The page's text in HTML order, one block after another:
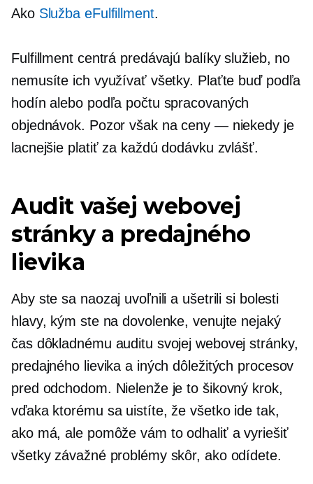
Ako Služba eFulfillment.
Fulfillment centrá predávajú balíky služieb, no
nemusíte ich využívať všetky. Plaťte buď podľa
hodín alebo podľa počtu spracovaných
objednávok. Pozor však na ceny — niekedy je
lacnejšie platiť za každú dodávku zvlášť.
Audit vašej webovej
stránky a predajného
lievika
Aby ste sa naozaj uvoľnili a ušetrili si bolesti
hlavy, kým ste na dovolenke, venujte nejaký
čas dôkladnému auditu svojej webovej stránky,
predajného lievika a iných dôležitých procesov
pred odchodom. Nielenže je to šikovný krok,
vďaka ktorému sa uistíte, že všetko ide tak,
ako má, ale pomôže vám to odhaliť a vyriešiť
všetky závažné problémy skôr, ako odídete.